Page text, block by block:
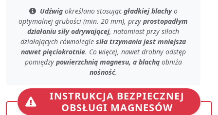
Udźwigokreślano stosującgładkiej blachyo
optymalnej grubości (min. 20 mm), przy prostopadłym
działaniu siły odrywającej, natomiast przy siłach
działających równolegle siła trzymania jest mniejsza
nawet pięciokrotnie. Co więcej, nawet drobny odstęp
pomiędzy powierzchnią magnesu, a blachąobniża
nośność.
INSTRUKCJA BEZPIECZNEJ
OBSŁUGI MAGNESÓW